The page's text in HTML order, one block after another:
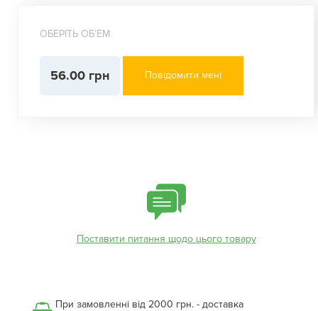
ОБЕРІТЬ ОБʼЕМ
56.00 грн Повідомити мені
Поставити питання щодо цього товару
При замовленні від 2000 грн. - доставка